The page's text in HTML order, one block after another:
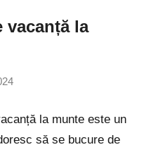
vacanță la
la munte este un
să se bucure de